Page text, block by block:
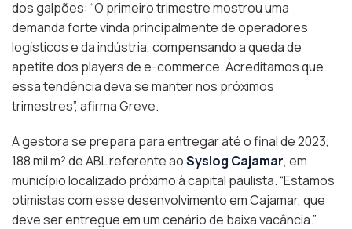
dos galpões: “O primeiro trimestre mostrou uma
demanda forte vinda principalmente de operadores
logísticos e da indústria, compensando a queda de
apetite dos players de e-commerce. Acreditamos que
essa tendência deva se manter nos próximos
trimestres”, afirma Greve.
A gestora se prepara para entregar até o final de 2023,
188 mil m² de ABL referente aoSyslog Cajamar, em
município localizado próximo à capital paulista. “Estamos
otimistas com esse desenvolvimento em Cajamar, que
deve ser entregue em um cenário de baixa vacância.”